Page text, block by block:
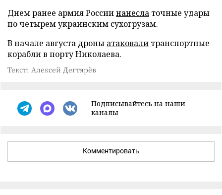
Днем ранее армия Россиинанесла точные удары
по четырем украинским сухогрузам.
В начале августа дроны атаковали транспортные
корабли в порту Николаева.
Текст: Алексей Дегтярёв
Подписывайтесь на наши
каналы
Комментировать